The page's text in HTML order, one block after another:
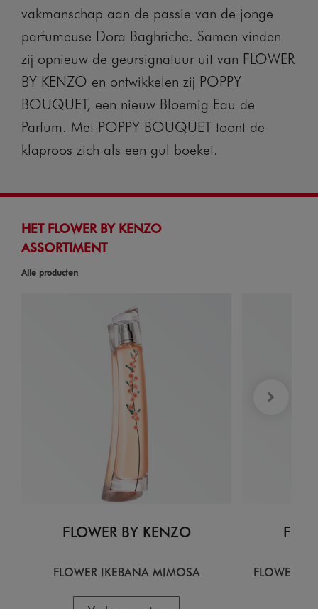
vakmanschap aan de passie van de jonge
parfumeuse Dora Baghriche. Samen vinden
zij opnieuw de geursignatuur uit van FLOWER
BY KENZO en ontwikkelen zij POPPY
BOUQUET, een nieuw Bloemig Eau de
Parfum. Met POPPY BOUQUET toont de
klaproos zich als een gul boeket.
HET FLOWER BY KENZO
ASSORTIMENT
Alle producten
FLOWER BY KENZO
FLOWER IKEBANA MIMOSA FLOWER